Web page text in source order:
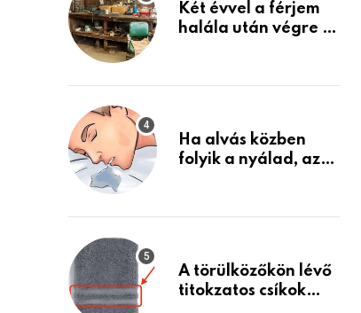
Két évvel a férjem
halála után végre át
holmiját – amit
életemet
Ha alvás közben
folyik a nyálad, az
A törülközőkön lévő
titokzatos csíkok